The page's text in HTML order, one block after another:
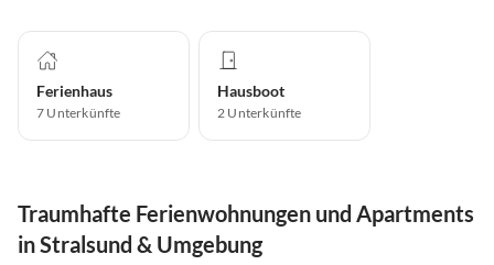
Ferienhaus
7 Unterkünfte
Hausboot
2 Unterkünfte
Traumhafte Ferienwohnungen und Apartments
in Stralsund & Umgebung